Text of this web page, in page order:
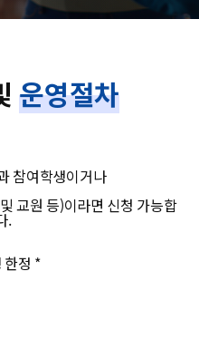
운영절차
참여학생이거나
교원 등)이라면 신청 가능합
.
한정 *